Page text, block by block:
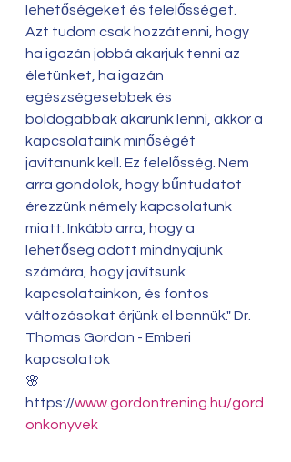
lehetőségeket és felelősséget.
Azt tudom csak hozzátenni, hogy
ha igazán jobbá akarjuk tenni az
életünket, ha igazán
egészségesebbek és
boldogabbak akarunk lenni, akkor a
kapcsolataink minőségét
javítanunk kell. Ez felelősség. Nem
arra gondolok, hogy bűntudatot
érezzünk némely kapcsolatunk
miatt. Inkább arra, hogy a
lehetőség adott mindnyájunk
számára, hogy javítsunk
kapcsolatainkon, és fontos
változásokat érjünk el bennük." Dr.
Thomas Gordon - Emberi
kapcsolatok
🌸
https://www.gordontrening.hu/gord
onkonyvek